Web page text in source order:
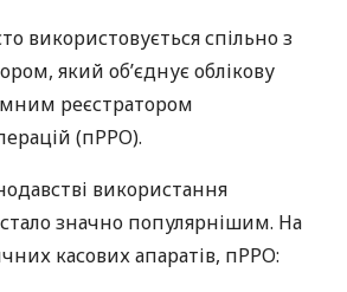
використовується спільно з
який об’єднує облікову
реєстратором
(пРРО).
використання
значно популярнішим. На
касових апаратів, пРРО: